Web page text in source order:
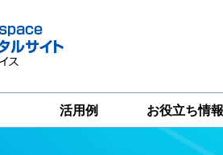
活用例 お役立ち情